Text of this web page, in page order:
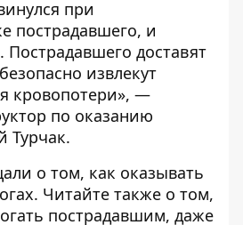
при
пострадавшего, и
Пострадавшего доставят
извлекут
кровопотери», —
по оказанию
Турчак.
о том, как оказывать
Читайте также о том,
пострадавшим, даже